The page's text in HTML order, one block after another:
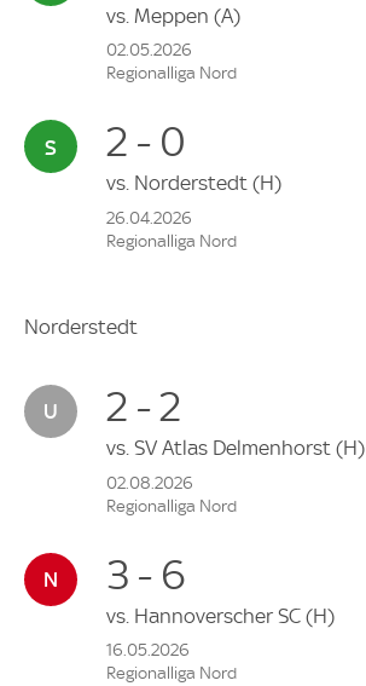
vs. Meppen (A)
02.05.2026
Regionalliga Nord
2 - 0
vs. Norderstedt (H)
26.04.2026
Regionalliga Nord
Norderstedt
2 - 2
vs. SV Atlas Delmenhorst (H)
02.08.2026
Regionalliga Nord
3 - 6
vs. Hannoverscher SC (H)
16.05.2026
Regionalliga Nord